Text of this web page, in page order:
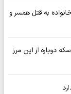
پدر خانواده به قتل همسر و
طلا و سکه امروز ۱۷ مردادماه ۱۴۰۵/ سکه دوباره از این مرز